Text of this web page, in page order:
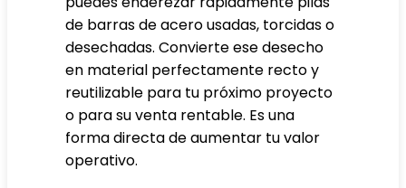
de barras de acero usadas, torcidas o
desechadas. Convierte ese desecho
en material perfectamente recto y
reutilizable para tu próximo proyecto
o para su venta rentable. Es una
forma directa de aumentar tu valor
operativo.